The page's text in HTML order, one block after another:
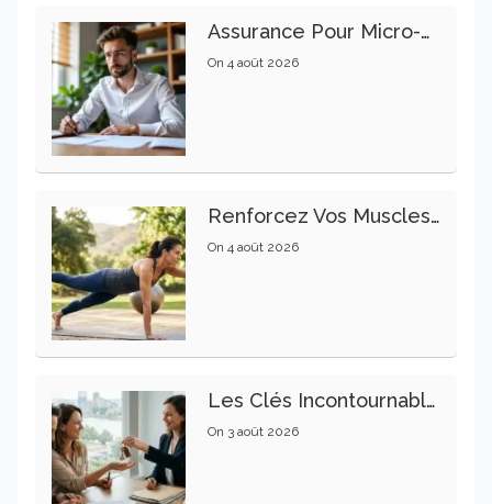
Assurance Pour Micro-Entrepreneur : Les Garanties Essentielles À Connaître
On 4 août 2026
Renforcez Vos Muscles Profonds Pour Apaiser Votre Mal De Dos
On 4 août 2026
Les Clés Incontournables Pour Réussir Vos Transactions Immobilières
On 3 août 2026